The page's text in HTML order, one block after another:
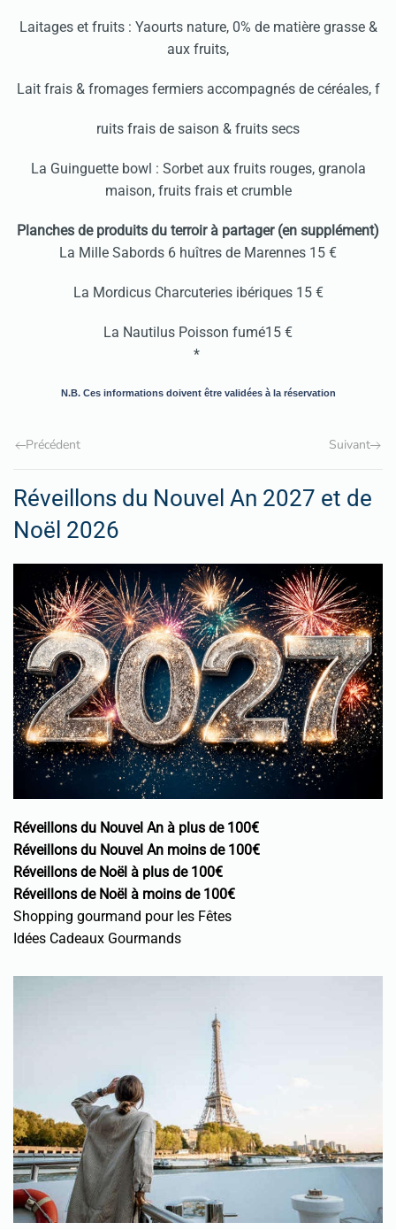
Laitages et fruits : Yaourts nature, 0% de matière grasse &
aux fruits,
Lait frais & fromages fermiers accompagnés de céréales, f
ruits frais de saison & fruits secs
La Guinguette bowl : Sorbet aux fruits rouges, granola
maison, fruits frais et crumble
Planches de produits du terroir à partager (en supplément)
La Mille Sabords 6 huîtres de Marennes 15 €
La Mordicus Charcuteries ibériques 15 €
La Nautilus Poisson fumé15 €
*
N.B. Ces informations doivent être validées à la réservation
Précédent Suivant
Réveillons du Nouvel An 2027 et de
Noël 2026
Réveillons du Nouvel An à plus de 100€
Réveillons du Nouvel An moins de 100€
Réveillons de Noël à plus de 100€
Réveillons de Noël à moins de 100€
Shopping gourmand pour les Fêtes
Idées Cadeaux Gourmands